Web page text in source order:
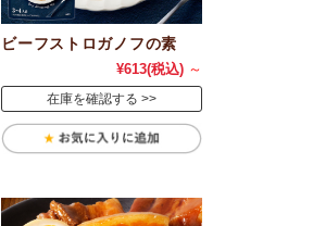
ビーフストロガノフの素
¥613(税込) ～
在庫を確認する